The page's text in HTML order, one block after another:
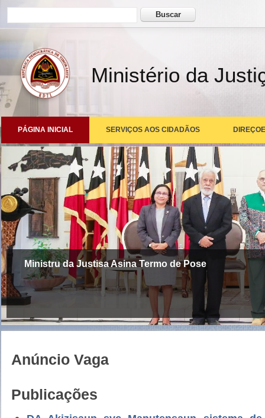
Formulário de busca Buscar
Ministério da
PÁGINA INICIAL SERVIÇOS AOS CIDADÃOS
Ministru da Justisa Asina Termo de Pose
Anúncio Vaga
Publicações